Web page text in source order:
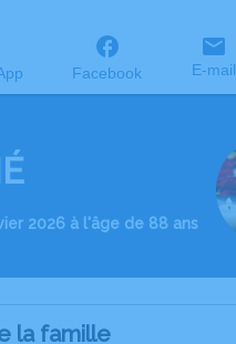
Facebook E-mail
2026 à l'âge de 88 ans
la famille